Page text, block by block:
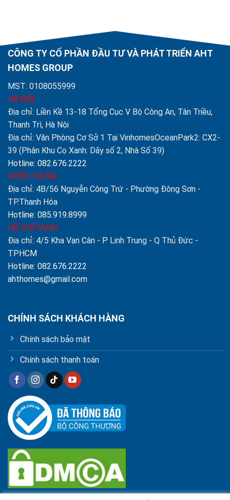
CÔNG TY CỔ PHẦN ĐẦU TƯ VÀ PHÁT TRIỂN AHT
HOMES GROUP
MST: 0108055999
HÀ NỘI
Địa chỉ: Liền Kề 13-18 Tổng Cục V Bộ Công An, Tân Triều,
Thanh Trì, Hà Nội
Địa chỉ: Văn Phòng Cơ Sở 1 Tại VinhomesOceanPark2: CX2-
39 (Phân Khu Cọ Xanh: Dãy số 2, Nhà Số 39)
Hotline: 082.676.2222
MIỀN TRUNG
Địa chỉ: 4B/56 Nguyễn Công Trứ - Phường Đông Sơn -
TP.Thanh Hóa
Hotline: 085.919.8999
HỒ CHÍ MINH
Địa chỉ: 4/5 Kha Vạn Cân - P Linh Trung - Q Thủ Đức -
TPHCM
Hotline: 082.676.2222
ahthomes@gmail.com
CHÍNH SÁCH KHÁCH HÀNG
Chính sách bảo mật
Chính sách thanh toán